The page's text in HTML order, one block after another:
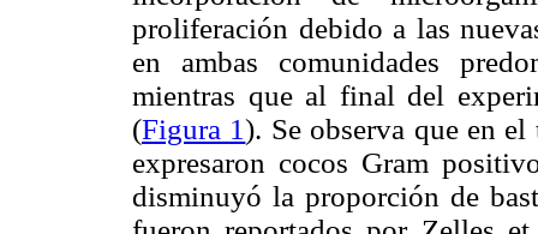
proliferación debido a las
en ambas comunidades
mientras que al final del
(Figura 1). Se observa que en
expresaron cocos Gram
disminuyó la proporción de